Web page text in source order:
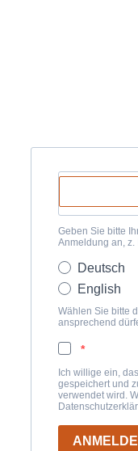
Geben Sie bitte
Anmeldung an, z.
Deutsch
English
Wählen Sie bitte
ansprechend
Ich willige ein,
gespeichert und
verwendet wird.